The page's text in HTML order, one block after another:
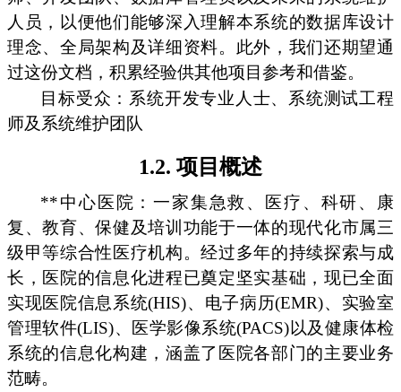
人员，以便他们能够深入理解本系统的数据库设计
理念、全局架构及详细资料。此外，我们还期望通
过这份文档，积累经验供其他项目参考和借鉴。
目标受众：系统开发专业人士、系统测试工程
师及系统维护团队
1.2. 项目概述
**中心医院：一家集急救、医疗、科研、康
复、教育、保健及培训功能于一体的现代化市属三
级甲等综合性医疗机构。经过多年的持续探索与成
长，医院的信息化进程已奠定坚实基础，现已全面
实现医院信息系统(HIS)、电子病历(EMR)、实验室
管理软件(LIS)、医学影像系统(PACS)以及健康体检
系统的信息化构建，涵盖了医院各部门的主要业务
范畴。